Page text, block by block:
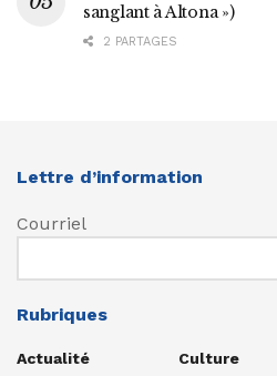
sanglant à Altona »)
2 PARTAGES
Lettre d’information
Courriel
Rubriques
Actualité
Culture